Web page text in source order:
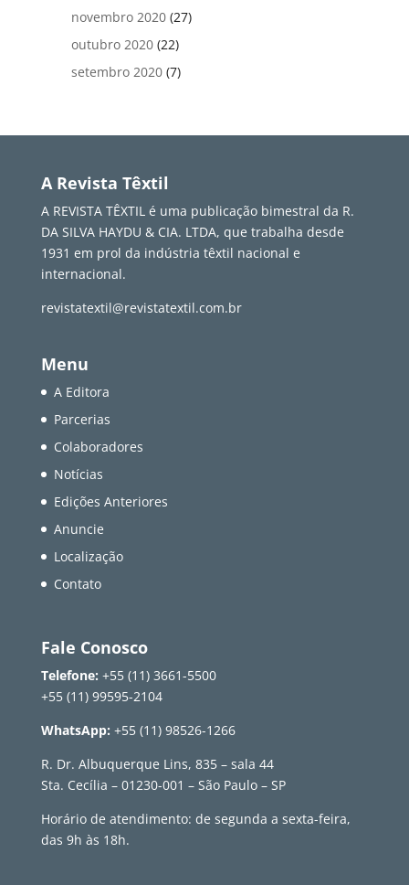
novembro 2020 (27)
outubro 2020 (22)
setembro 2020 (7)
A Revista Têxtil
A REVISTA TÊXTIL é uma publicação bimestral da R.
DA SILVA HAYDU & CIA. LTDA, que trabalha desde
1931 em prol da indústria têxtil nacional e
internacional.
revistatextil@revistatextil.com.br
Menu
A Editora
Parcerias
Colaboradores
Notícias
Edições Anteriores
Anuncie
Localização
Contato
Fale Conosco
Telefone: +55 (11) 3661-5500
+55 (11) 99595-2104
WhatsApp: +55 (11) 98526-1266
R. Dr. Albuquerque Lins, 835 – sala 44
Sta. Cecília – 01230-001 – São Paulo – SP
Horário de atendimento: de segunda a sexta-feira,
das 9h às 18h.